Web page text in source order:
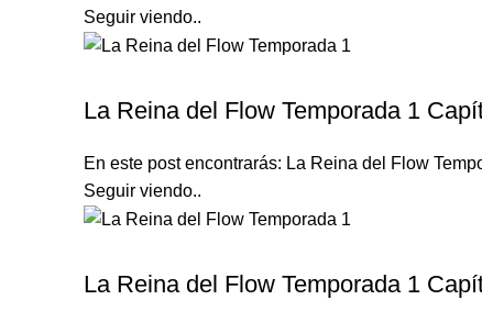
Seguir viendo..
La Reina del Flow Temporada 1
En este post encontrarás: La Reina del Flow
Seguir viendo..
La Reina del Flow Temporada 1